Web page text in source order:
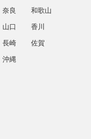
奈良 和歌山
山口 香川
長崎 佐賀
沖縄